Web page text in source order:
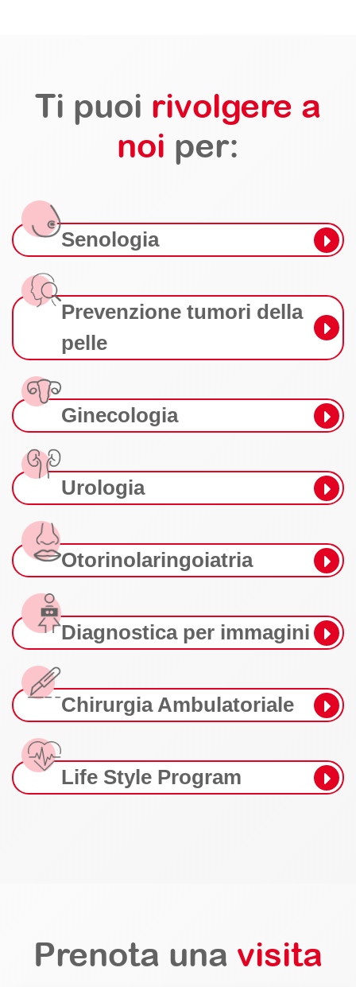
Ti puoi rivolgere a
noi per:
Senologia
Prevenzione tumori della
pelle
Ginecologia
Urologia
Otorinolaringoiatria
Diagnostica per immagini
Chirurgia Ambulatoriale
Life Style Program
Prenota una visita